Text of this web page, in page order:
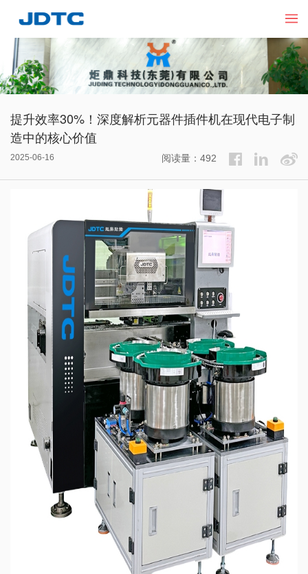
提升效率30%！深度解析元器件插件机在现代电子制
造中的核心价值​
2025-06-16 阅读量：492